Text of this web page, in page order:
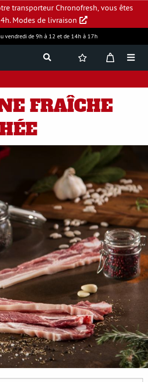
transporteur Chronofresh, vous êtes
Modes de livraison
vendredi de 9h à 12 et de 14h à 17h
FRAÎCHE